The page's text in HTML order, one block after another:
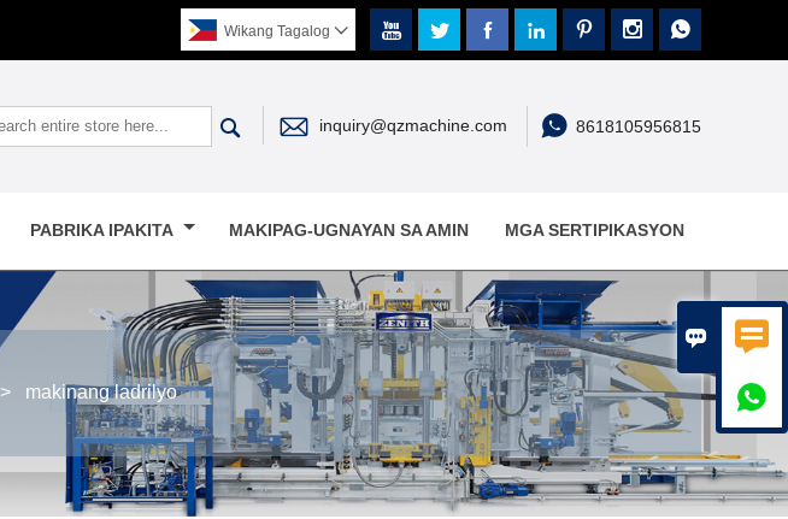
 

      
Wikang Tagalog 
  inquiry@qzmachine.com  8618105956815
PABRIKA IPAKITA MAKIPAG-UGNAYAN SA AMIN MGA SERTIPIKASYON
> makinang ladrilyo